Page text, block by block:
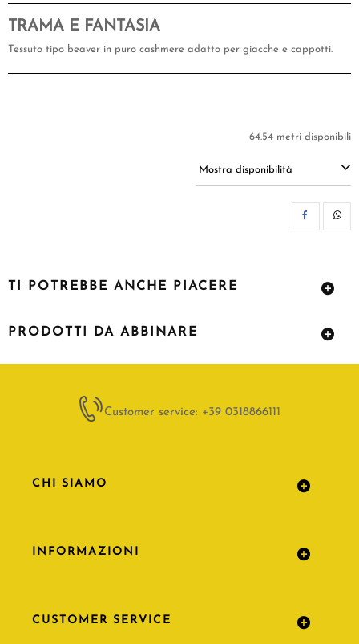
TRAMA E FANTASIA
Tessuto tipo beaver in puro cashmere adatto per giacche e cappotti.
64.54 metri disponibili
Mostra disponibilità
TI POTREBBE ANCHE PIACERE
PRODOTTI DA ABBINARE
Customer service: +39 0318866111
CHI SIAMO
INFORMAZIONI
CUSTOMER SERVICE